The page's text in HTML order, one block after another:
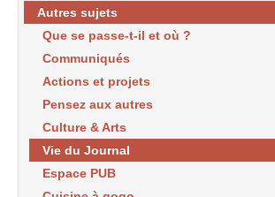
Autres sujets
Que se passe-t-il et où ?
Communiqués
Actions et projets
Pensez aux autres
Culture & Arts
Vie du Journal
Espace PUB